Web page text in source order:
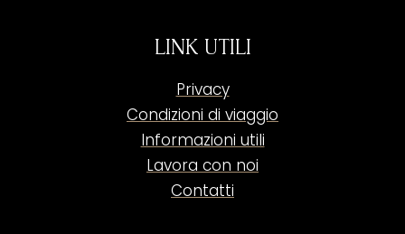
LINK UTILI
Privacy
Condizioni di viaggio
Informazioni utili
Lavora con noi
Contatti